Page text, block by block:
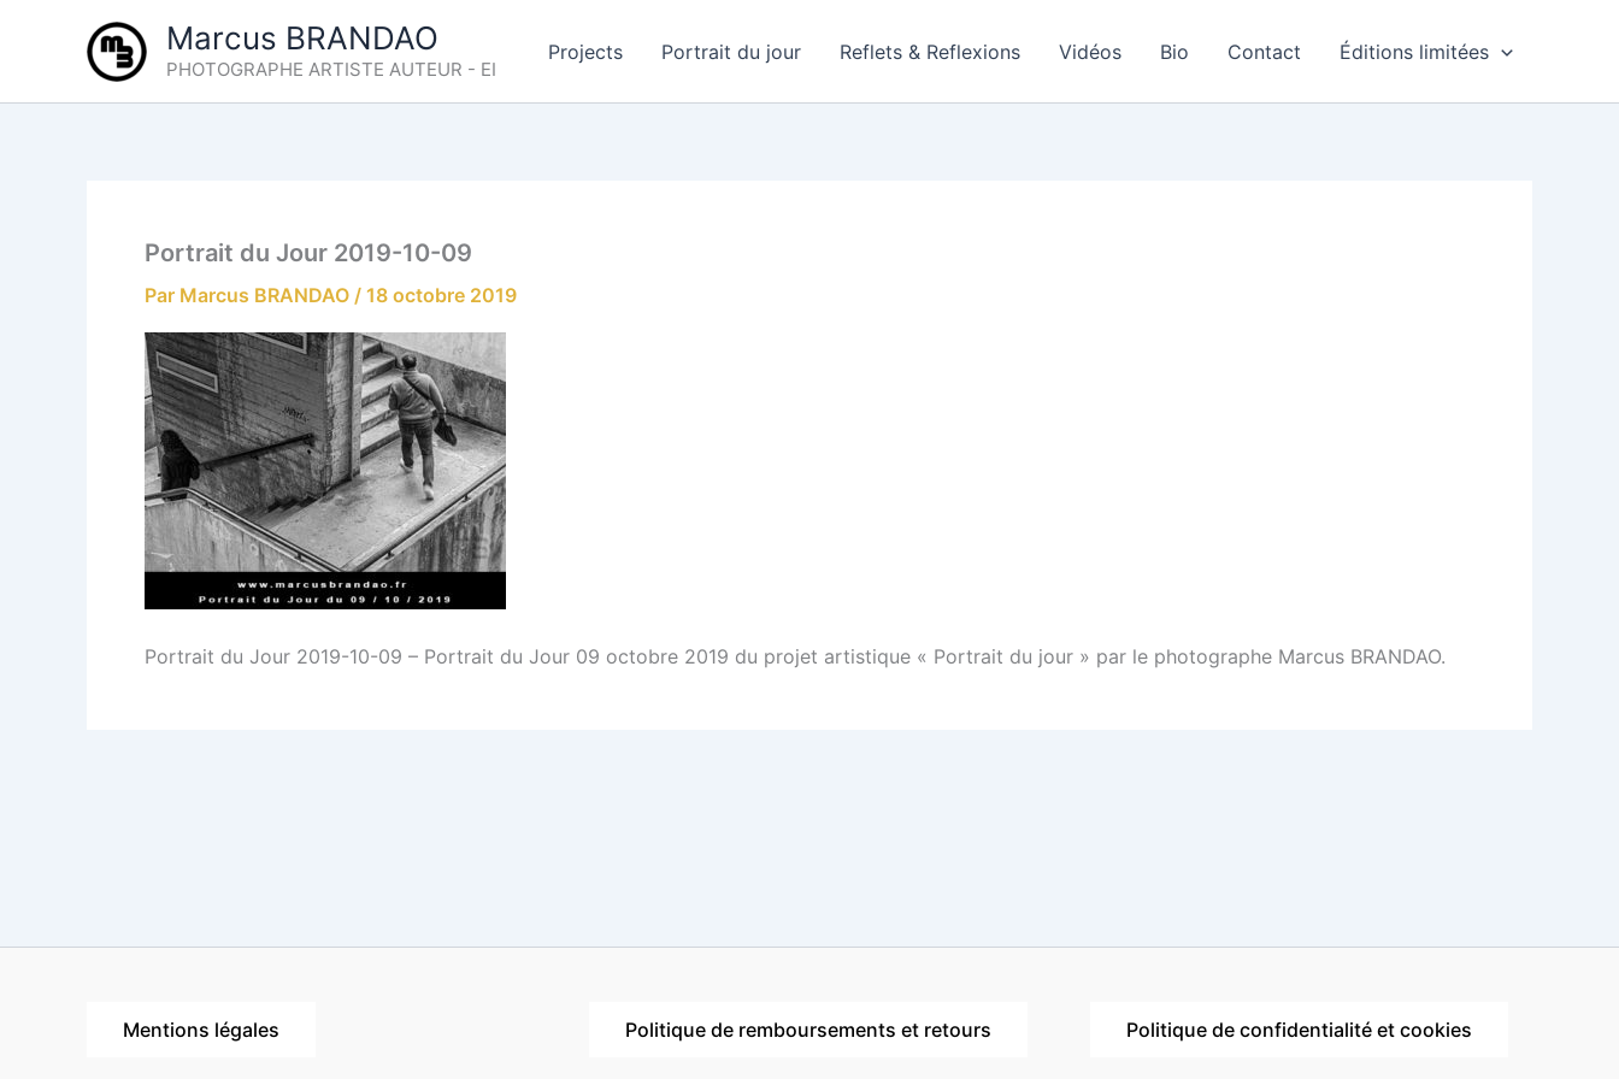
Marcus BRANDAO
PHOTOGRAPHE ARTISTE AUTEUR - EI
Projects Portrait du jour Reflets & Reflexions Vidéos Bio Contact Éditions limitées
Portrait du Jour 2019-10-09
Par Marcus BRANDAO / 18 octobre 2019
Portrait du Jour 2019-10-09 – Portrait du Jour 09 octobre 2019 du projet artistique « Portrait du jour » par le photographe Marcus BRANDAO.
Mentions légales Politique de remboursements et retours Politique de confidentialité et cookies